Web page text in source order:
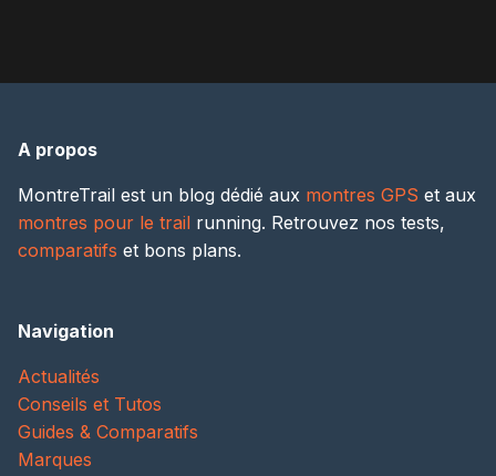
A propos
MontreTrail est un blog dédié aux montres GPS et aux
montres pour le trail running. Retrouvez nos tests,
comparatifs et bons plans.
Navigation
Actualités
Conseils et Tutos
Guides & Comparatifs
Marques